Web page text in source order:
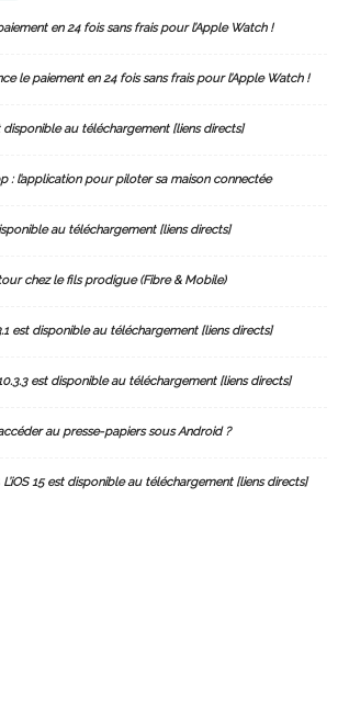
en 24 fois sans frais pour l’Apple Watch !
le paiement en 24 fois sans frais pour l’Apple Watch !
disponible au téléchargement [liens directs]
: l’application pour piloter sa maison connectée
au téléchargement [liens directs]
chez le fils prodigue (Fibre & Mobile)
est disponible au téléchargement [liens directs]
10.3.3 est disponible au téléchargement [liens directs]
au presse-papiers sous Android ?
L’iOS 15 est disponible au téléchargement [liens directs]